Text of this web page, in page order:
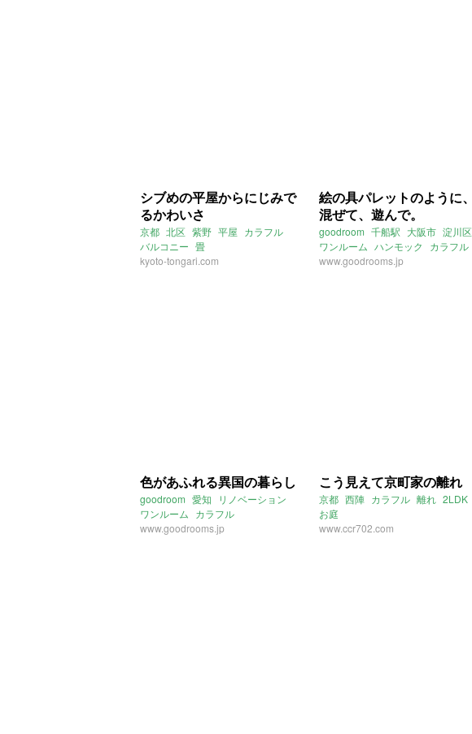
シブめの平屋からにじみで
るかわいさ
京都 北区 紫野 平屋 カラフル
バルコニー 畳
kyoto-tongari.com
絵の具パレットのように、
混ぜて、遊んで。
goodroom 千船駅 大阪市 淀川区
ワンルーム ハンモック
カラフル
キャンプ 大阪
www.goodrooms.jp
色があふれる異国の暮らし
goodroom 愛知
リノベーション
ワンルーム カラフル
www.goodrooms.jp
こう見えて京町家の離れ
京都 西陣 カラフル 離れ 2LDK
お庭
www.ccr702.com